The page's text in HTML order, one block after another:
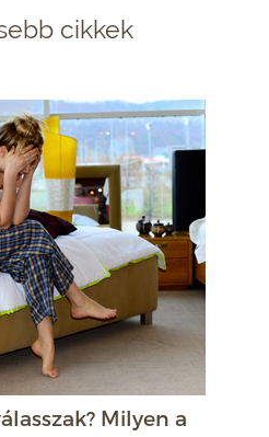
cikkek
Milyen a